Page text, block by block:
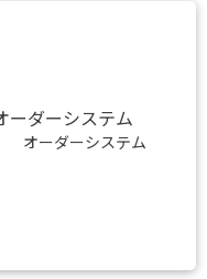
オーダーシステム